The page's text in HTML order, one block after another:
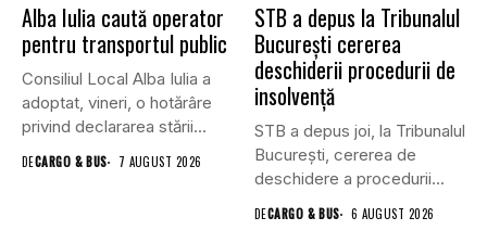
Alba Iulia caută operator
pentru transportul public
Consiliul Local Alba Iulia a
adoptat, vineri, o hotărâre
privind declararea stării...
DECARGO & BUS 7 AUGUST 2026
STB a depus la Tribunalul
București cererea
deschiderii procedurii de
insolvență
STB a depus joi, la Tribunalul
Bucureşti, cererea de
deschidere a procedurii...
DECARGO & BUS 6 AUGUST 2026